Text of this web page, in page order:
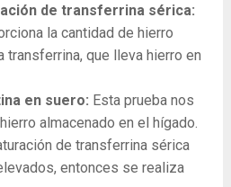
de transferrina sérica:
la cantidad de hierro
transferrina, que lleva hierro en
en suero: Esta prueba nos
almacenado en el hígado.
de transferrina sérica
entonces se realiza